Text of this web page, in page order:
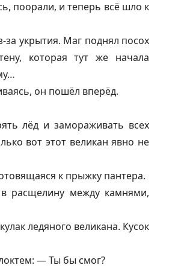
поорали, и теперь всё шло к
за укрытия. Маг поднял посох
которая тут же начала
он пошёл вперёд.
лёд и замораживать всех
вот этот великан явно не
к прыжку пантера.
расщелину между камнями,
ледяного великана. Кусок
— Ты бы смог?